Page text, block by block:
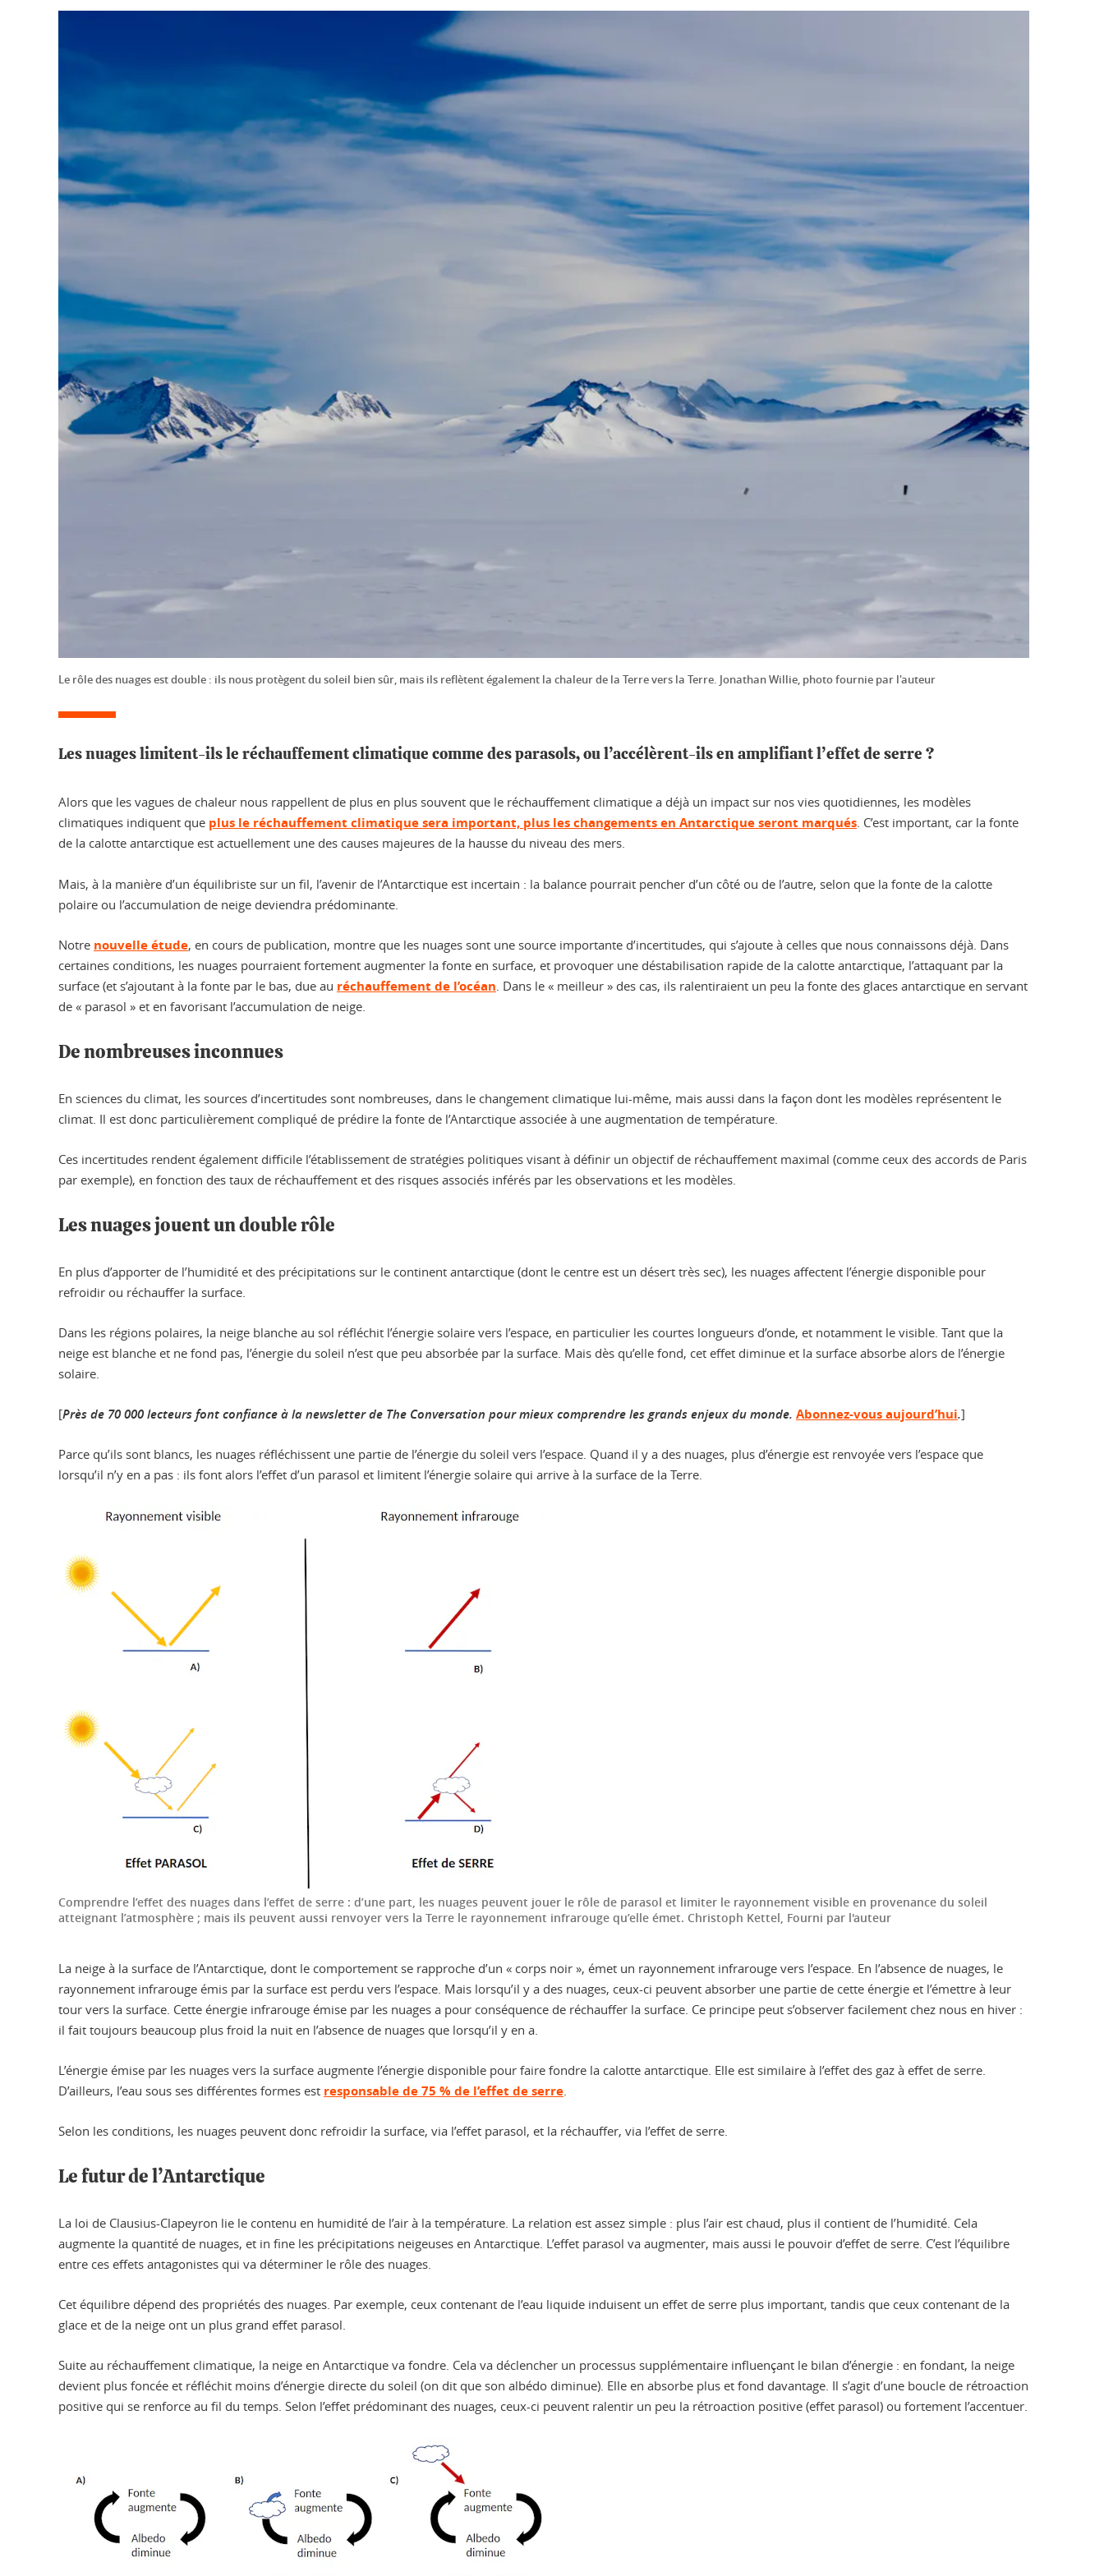
Le rôle des nuages est double : ils nous protègent du soleil bien sûr, mais ils reflètent également la chaleur de la Terre vers la Terre. Jonathan Willie, photo fournie par l'auteur
Les nuages limitent-ils le réchauffement climatique comme des parasols, ou l’accélèrent-ils en amplifiant l’effet de serre ?
Alors que les vagues de chaleur nous rappellent de plus en plus souvent que le réchauffement climatique a déjà un impact sur nos vies quotidiennes, les modèles
climatiques indiquent que plus le réchauffement climatique sera important, plus les changements en Antarctique seront marqués . C’est important, car la fonte
de la calotte antarctique est actuellement une des causes majeures de la hausse du niveau des mers.
Mais, à la manière d’un équilibriste sur un fil, l’avenir de l’Antarctique est incertain : la balance pourrait pencher d’un côté ou de l’autre, selon que la fonte de la calotte
polaire ou l’accumulation de neige deviendra prédominante.
Notre nouvelle étude, en cours de publication, montre que les nuages sont une source importante d’incertitudes, qui s’ajoute à celles que nous connaissons déjà. Dans
certaines conditions, les nuages pourraient fortement augmenter la fonte en surface, et provoquer une déstabilisation rapide de la calotte antarctique, l’attaquant par la
surface (et s’ajoutant à la fonte par le bas, due au réchauffement de l’océan . Dans le « meilleur » des cas, ils ralentiraient un peu la fonte des glaces antarctique en servant
de « parasol » et en favorisant l’accumulation de neige.
De nombreuses inconnues
En sciences du climat, les sources d’incertitudes sont nombreuses, dans le changement climatique lui-même, mais aussi dans la façon dont les modèles représentent le
climat. Il est donc particulièrement compliqué de prédire la fonte de l’Antarctique associée à une augmentation de température.
Ces incertitudes rendent également difficile l’établissement de stratégies politiques visant à définir un objectif de réchauffement maximal (comme ceux des accords de Paris
par exemple), en fonction des taux de réchauffement et des risques associés inférés par les observations et les modèles.
Les nuages jouent un double rôle
En plus d’apporter de l’humidité et des précipitations sur le continent antarctique (dont le centre est un désert très sec), les nuages affectent l’énergie disponible pour
refroidir ou réchauffer la surface.
Dans les régions polaires, la neige blanche au sol réfléchit l’énergie solaire vers l’espace, en particulier les courtes longueurs d’onde, et notamment le visible. Tant que la
neige est blanche et ne fond pas, l’énergie du soleil n’est que peu absorbée par la surface. Mais dès qu’elle fond, cet effet diminue et la surface absorbe alors de l’énergie
solaire.
[Près de 70 000 lecteurs font confiance à la newsletter de The Conversation pour mieux comprendre les grands enjeux du monde. Abonnez-vous aujourd’hui.]
Parce qu’ils sont blancs, les nuages réfléchissent une partie de l’énergie du soleil vers l’espace. Quand il y a des nuages, plus d’énergie est renvoyée vers l’espace que
lorsqu’il n’y en a pas : ils font alors l’effet d’un parasol et limitent l’énergie solaire qui arrive à la surface de la Terre.
Comprendre l’effet des nuages dans l’effet de serre : d’une part, les nuages peuvent jouer le rôle de parasol et limiter le rayonnement visible en provenance du soleil
atteignant l’atmosphère ; mais ils peuvent aussi renvoyer vers la Terre le rayonnement infrarouge qu’elle émet. Christoph Kettel Fourni par l'auteur
La neige à la surface de l’Antarctique, dont le comportement se rapproche d’un « corps noir », émet un rayonnement infrarouge vers l’espace. En l’absence de nuages, le
rayonnement infrarouge émis par la surface est perdu vers l’espace. Mais lorsqu’il y a des nuages, ceux-ci peuvent absorber une partie de cette énergie et l’émettre à leur
tour vers la surface. Cette énergie infrarouge émise par les nuages a pour conséquence de réchauffer la surface. Ce principe peut s’observer facilement chez nous en hiver :
il fait toujours beaucoup plus froid la nuit en l’absence de nuages que lorsqu’il y en a.
L’énergie émise par les nuages vers la surface augmente l’énergie disponible pour faire fondre la calotte antarctique. Elle est similaire à l’effet des gaz à effet de serre.
D’ailleurs, l’eau sous ses différentes formes est responsable de 75 % de l’effet de serre
Selon les conditions, les nuages peuvent donc refroidir la surface, via l’effet parasol, et la réchauffer, via l’effet de serre.
Le futur de l’Antarctique
La loi de Clausius-Clapeyron lie le contenu en humidité de l’air à la température. La relation est assez simple : plus l’air est chaud, plus il contient de l’humidité. Cela
augmente la quantité de nuages, et in fine les précipitations neigeuses en Antarctique. L’effet parasol va augmenter, mais aussi le pouvoir d’effet de serre. C’est l’équilibre
entre ces effets antagonistes qui va déterminer le rôle des nuages.
Cet équilibre dépend des propriétés des nuages. Par exemple, ceux contenant de l’eau liquide induisent un effet de serre plus important, tandis que ceux contenant de la
glace et de la neige ont un plus grand effet parasol.
Suite au réchauffement climatique, la neige en Antarctique va fondre. Cela va déclencher un processus supplémentaire influençant le bilan d’énergie : en fondant, la neige
devient plus foncée et réfléchit moins d’énergie directe du soleil (on dit que son albédo diminue). Elle en absorbe plus et fond davantage. Il s’agit d’une boucle de rétroaction
positive qui se renforce au fil du temps. Selon l’effet prédominant des nuages, ceux-ci peuvent ralentir un peu la rétroaction positive (effet parasol) ou fortement l’accentuer.